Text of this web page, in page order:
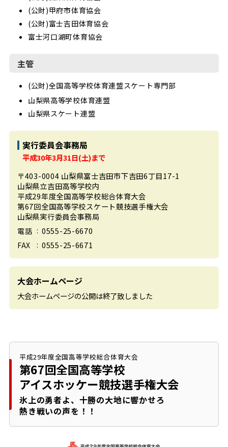
(公財)甲府市体育協会
(公財)富士吉田体育協会
富士河口湖町体育協会
主管
(公財)全国高等学校体育連盟スケート専門部
山梨県高等学校体育連盟
山梨県スケート連盟
実行委員会事務局
平成30年3月31日(土)まで
〒403-0004 山梨県富士吉田市下吉田6丁目17-1
山梨県立吉田高等学校内
平成29年度全国高等学校総合体育大会
第67回全国高等学校スケート競技選手権大会
山梨県実行委員会事務局
電話 0555-25-6670
FAX 0555-25-6671
大会ホームページ
大会ホームページの公開は終了致しました
平成29年度全国高等学校総合体育大会
第67回全国高等学校
アイスホッケー競技選手権大会
氷上の勇者よ、 十勝の大地に響かせろ
熱き戦いの声を！！